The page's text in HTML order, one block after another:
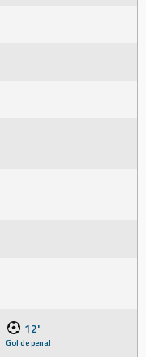
12'
Gol de penal